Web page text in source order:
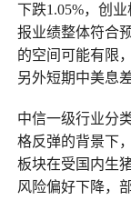
下跌1.05%，创
报业绩整体符合
的空间可能有限
另外短期中美息
中信一级行业分
格反弹的背景下
板块在受国内生
风险偏好下降，